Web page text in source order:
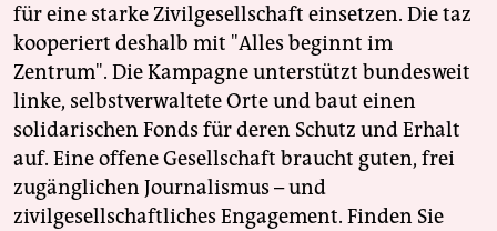
für eine starke Zivilgesellschaft einsetzen. Die taz
kooperiert deshalb mit "Alles beginnt im
Zentrum". Die Kampagne unterstützt bundesweit
linke, selbstverwaltete Orte und baut einen
solidarischen Fonds für deren Schutz und Erhalt
auf. Eine offene Gesellschaft braucht guten, frei
zugänglichen Journalismus – und
zivilgesellschaftliches Engagement. Finden Sie